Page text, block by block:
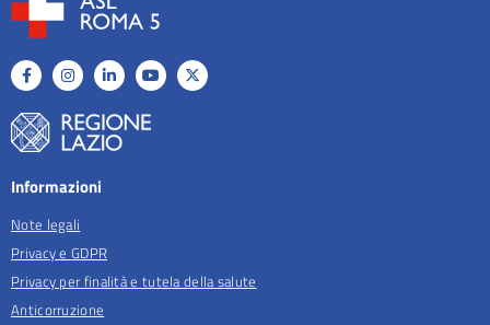
Informazioni
Note legali
Privacy e GDPR
Privacy per finalità e tutela della salute
Anticorruzione